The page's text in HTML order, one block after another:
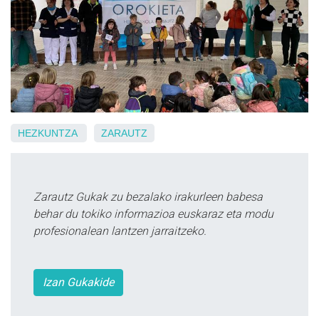
HEZKUNTZA ZARAUTZ
Zarautz Gukak zu bezalako irakurleen babesa
behar du tokiko informazioa euskaraz eta modu
profesionalean lantzen jarraitzeko.
Izan Gukakide